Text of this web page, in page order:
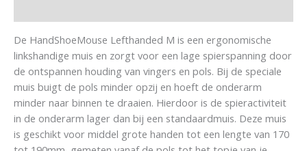
De HandShoeMouse Lefthanded M is een ergonomische
linkshandige muis en zorgt voor een lage spierspanning door
de ontspannen houding van vingers en pols. Bij de speciale
muis buigt de pols minder opzij en hoeft de onderarm
minder naar binnen te draaien. Hierdoor is de spieractiviteit
in de onderarm lager dan bij een standaardmuis. Deze muis
is geschikt voor middel grote handen tot een lengte van 170